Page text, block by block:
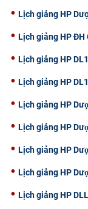
Lịch giảng HP
Lịch giảng HP ĐH
Lịch giảng HP
Lịch giảng HP
Lịch giảng HP
Lịch giảng HP
Lịch giảng HP
Lịch giảng HP
Lịch giảng HP